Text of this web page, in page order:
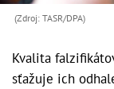
(Zdroj: TASR/DPA)
Kvalita
sťažuje ich